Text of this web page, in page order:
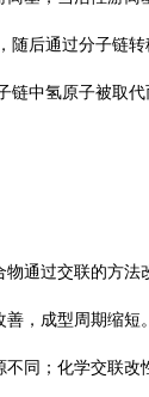
后通过分子链转
链中氢原子被取
通过交联的方法
，成型周期缩
同；化学交联